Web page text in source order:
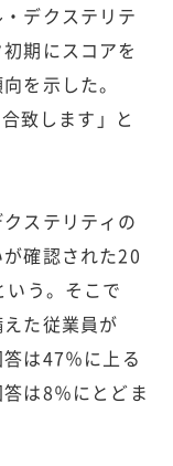
デクステリテ
期にスコアを
を示した。
致します」と
ステリティの
確認された20
う。そこで
た従業員が
は47％に上る
は8％にとどま